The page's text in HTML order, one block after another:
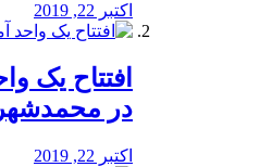
اکتبر 22, 2019
افتتاح یک
در محمدشهر
اکتبر 22, 2019